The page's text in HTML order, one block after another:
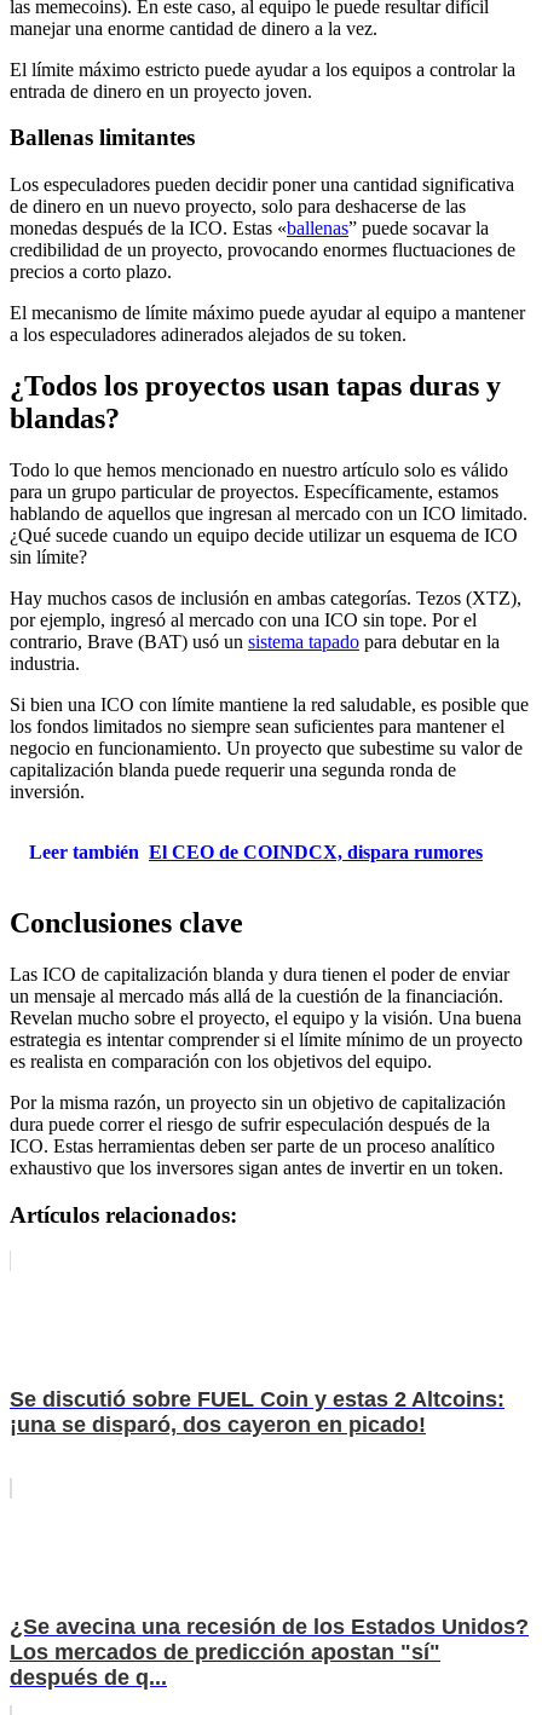
las memecoins). En este caso, al equipo le puede resultar difícil
manejar una enorme cantidad de dinero a la vez.
El límite máximo estricto puede ayudar a los equipos a controlar la
entrada de dinero en un proyecto joven.
Ballenas limitantes
Los especuladores pueden decidir poner una cantidad significativa
de dinero en un nuevo proyecto, solo para deshacerse de las
monedas después de la ICO. Estas «ballenas” puede socavar la
credibilidad de un proyecto, provocando enormes fluctuaciones de
precios a corto plazo.
El mecanismo de límite máximo puede ayudar al equipo a mantener
a los especuladores adinerados alejados de su token.
¿Todos los proyectos usan tapas duras y
blandas?
Todo lo que hemos mencionado en nuestro artículo solo es válido
para un grupo particular de proyectos. Específicamente, estamos
hablando de aquellos que ingresan al mercado con un ICO limitado.
¿Qué sucede cuando un equipo decide utilizar un esquema de ICO
sin límite?
Hay muchos casos de inclusión en ambas categorías. Tezos (XTZ),
por ejemplo, ingresó al mercado con una ICO sin tope. Por el
contrario, Brave (BAT) usó un sistema tapado para debutar en la
industria.
Si bien una ICO con límite mantiene la red saludable, es posible que
los fondos limitados no siempre sean suficientes para mantener el
negocio en funcionamiento. Un proyecto que subestime su valor de
capitalización blanda puede requerir una segunda ronda de
inversión.
Leer también El CEO de COINDCX, dispara rumores
Conclusiones clave
Las ICO de capitalización blanda y dura tienen el poder de enviar
un mensaje al mercado más allá de la cuestión de la financiación.
Revelan mucho sobre el proyecto, el equipo y la visión. Una buena
estrategia es intentar comprender si el límite mínimo de un proyecto
es realista en comparación con los objetivos del equipo.
Por la misma razón, un proyecto sin un objetivo de capitalización
dura puede correr el riesgo de sufrir especulación después de la
ICO. Estas herramientas deben ser parte de un proceso analítico
exhaustivo que los inversores sigan antes de invertir en un token.
Artículos relacionados:
Se discutió sobre FUEL Coin y estas 2 Altcoins:
¡una se disparó, dos cayeron en picado!
¿Se avecina una recesión de los Estados Unidos?
Los mercados de predicción apostan "sí"
después de q...